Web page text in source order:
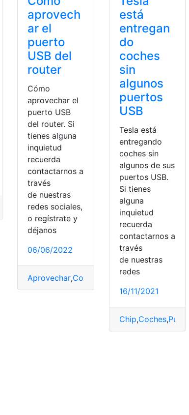
Dispositivo,Puerto,Router
aprovech
ar el
puerto
USB del
router
Cómo
aprovechar el
puerto USB
del router. Si
tienes alguna
inquietud
recuerda
contactarnos a
través
de nuestras
redes sociales,
o regístrate y
déjanos
06/06/2022
Aprovechar,Conecta Puerto Router
está
entregan
do
coches
sin
algunos
puertos
USB
Tesla está
entregando
coches sin
algunos de sus
puertos USB.
Si tienes
alguna
inquietud
recuerda
contactarnos a
través
de nuestras
redes
16/11/2021
Chip,Coches,Puerto